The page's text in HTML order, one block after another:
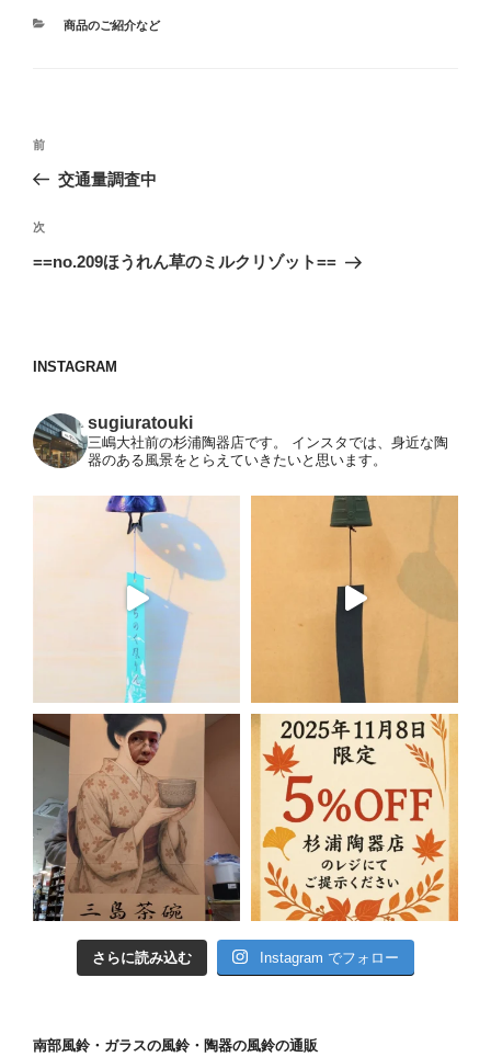
カ
商品のご紹介など
投
ナ
ビ
ゲ
ン
前
の
稿
前
交通量調査中
次
次
==no.209ほうれん草のミルクリゾット==
INSTAGRAM
sugiuratouki
三嶋大社前の杉浦陶器店です。
インスタでは、身近な陶
器のある風景をとらえていきたいと思います。
さらに読み込む Instagram でフォロー
南部風鈴・ガラスの風鈴・陶器の風鈴の通販